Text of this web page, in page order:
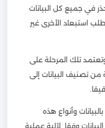
في جميع كل البيانات
استبعاد الأخرى غير
وتعتمد تلك المرحلة على
من تصنيف البيانات إلى
وأنواع هذه
وفقا لآلية عملية